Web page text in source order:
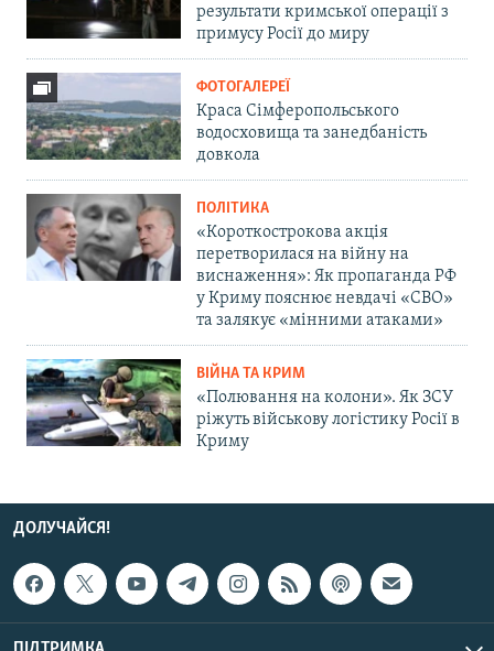
результати кримської операції з
примусу Росії до миру
ФОТОГАЛЕРЕЇ
Краса Сімферопольського
водосховища та занедбаність
довкола
ПОЛІТИКА
«Короткострокова акція
перетворилася на війну на
виснаження»: Як пропаганда РФ
у Криму пояснює невдачі «СВО»
та залякує «мінними атаками»
ВІЙНА ТА КРИМ
«Полювання на колони». Як ЗСУ
ріжуть військову логістику Росії в
Криму
ДОЛУЧАЙСЯ!